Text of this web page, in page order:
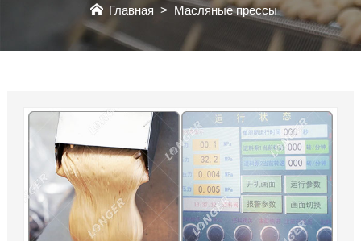
Главная > Масляные прессы